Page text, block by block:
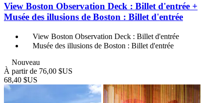
View Boston Observation Deck : Billet d'entrée +
Musée des illusions de Boston : Billet d'entrée
View Boston Observation Deck : Billet d'entrée
Musée des illusions de Boston : Billet d'entrée
Nouveau
À partir de 76,00 $US
68,40 $US